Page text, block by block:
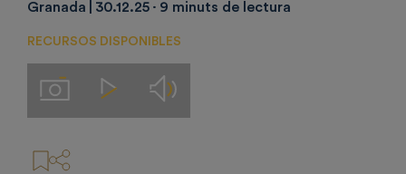
Granada 30.12.25 9 minuts de lectura
RECURSOS DISPONIBLES
ImágenesVideos